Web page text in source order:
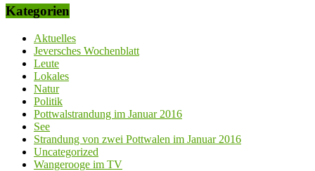
Kategorien
Aktuelles
Jeversches Wochenblatt
Leute
Lokales
Natur
Politik
Pottwalstrandung im Januar 2016
See
Strandung von zwei Pottwalen im Januar 2016
Uncategorized
Wangerooge im TV